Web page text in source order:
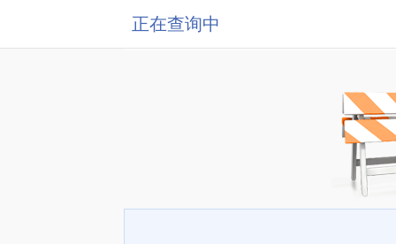
正在查询中